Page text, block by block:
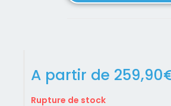
A partir de 259,90
Rupture de stock